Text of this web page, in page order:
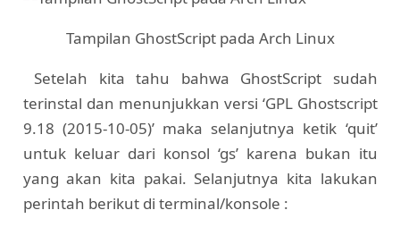
Tampilan GhostScript pada Arch Linux
Setelah kita tahu bahwa GhostScript sudah
terinstal dan menunjukkan versi ‘GPL Ghostscript
9.18 (2015-10-05)’ maka selanjutnya ketik ‘quit’
untuk keluar dari konsol ‘gs’ karena bukan itu
yang akan kita pakai. Selanjutnya kita lakukan
perintah berikut di terminal/konsole :